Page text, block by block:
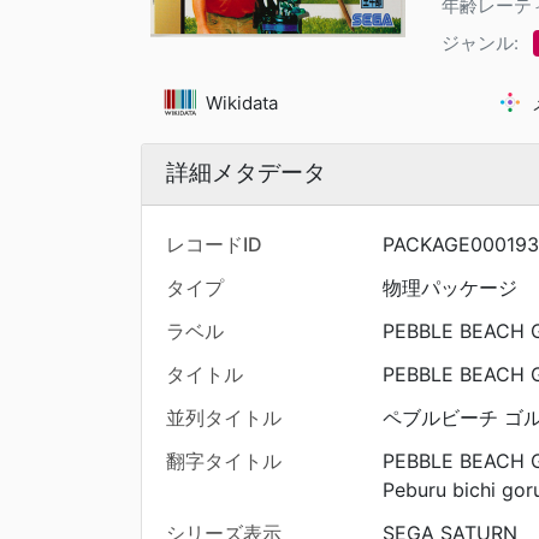
年齢レー
ジャンル:
Wikidata
詳細メタデータ
レコードID
タイプ
物理パッケージ
ラベル
PEBBLE BEACH
タイトル
PEBBLE BEACH
並列タイトル
ペブルビーチ ゴ
翻字タイトル
PEBBLE BEACH
Peburu bichi
シリーズ表示
SEGA SATURN